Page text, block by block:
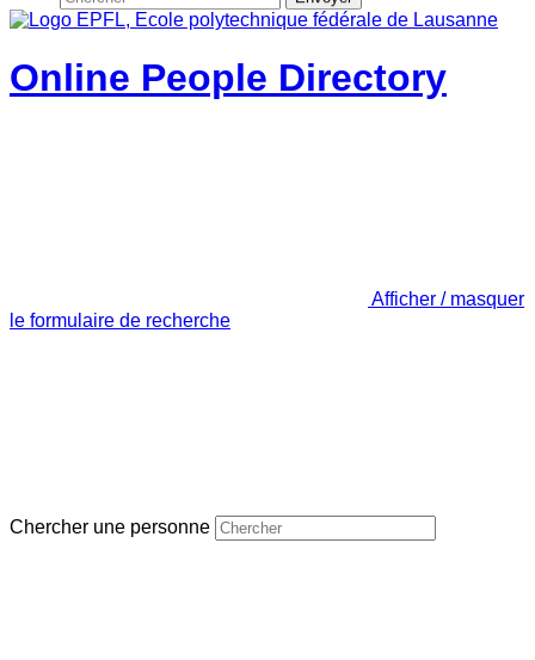
Online People Directory
Afficher / masquer
le formulaire de recherche
Chercher une personne